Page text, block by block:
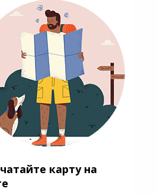
карту на